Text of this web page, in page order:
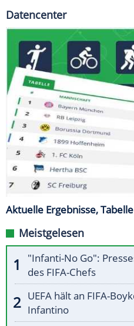
Datencenter
Aktuelle Ergebnisse,
Meistgelesen
"Infanti-No Go":
des FIFA-Chefs
UEFA hält an FIFA-
Infantino